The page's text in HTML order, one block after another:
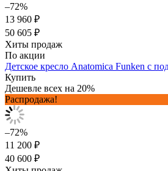
–72%
13 960 ₽
50 605 ₽
Хиты продаж
По акции
Детское кресло Anatomica Funken с
Купить
Дешевле всех на 20%
Распродажа!
–72%
11 200 ₽
40 600 ₽